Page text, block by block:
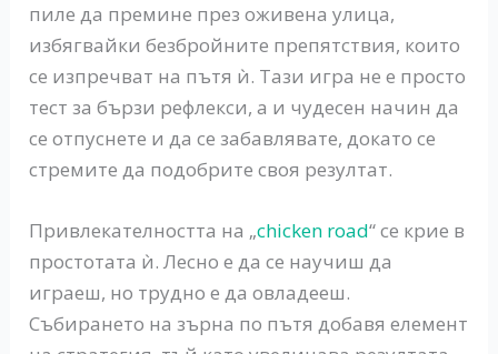
пиле да премине през оживена улица,
избягвайки безбройните препятствия, които
се изпречват на пътя ѝ. Тази игра не е просто
тест за бързи рефлекси, а и чудесен начин да
се отпуснете и да се забавлявате, докато се
стремите да подобрите своя резултат.
Привлекателността на „chicken road“ се крие в
простотата ѝ. Лесно е да се научиш да
играеш, но трудно е да овладееш.
Събирането на зърна по пътя добавя елемент